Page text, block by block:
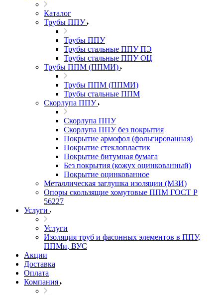
Каталог
Трубы ППУ
Трубы ППУ
Трубы стальные ППУ ПЭ
Трубы стальные ППУ ОЦ
Трубы ППМ (ППМИ)
Трубы ППМ (ППМИ)
Трубы стальные ППМ
Скорлупа ППУ
Скорлупа ППУ
Скорлупа ППУ без покрытия
Покрытие армофол (фольгированная)
Покрытие стеклопластик
Покрытие битумная бумага
Без покрытия (кожух оцинкованный)
Покрытие оцинкованное
Металлическая заглушка изоляции (МЗИ)
Опоры скользящие хомутовые ППМ ГОСТ Р
56227
Услуги
Услуги
Изоляция труб и фасонных элементов в ППУ,
ППМи, ВУС
Акции
Доставка
Оплата
Компания